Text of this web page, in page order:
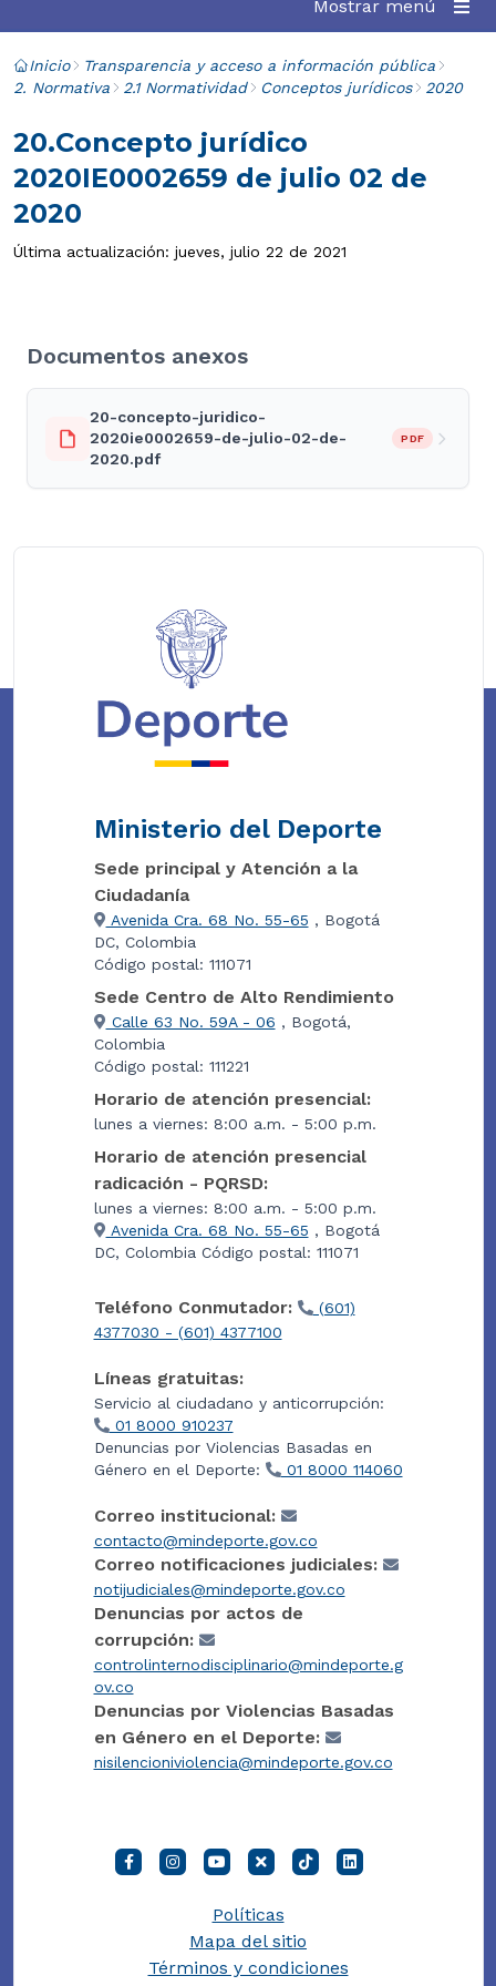
Mostrar menú
Inicio
Transparencia y acceso a información pública
2. Normativa
2.1 Normatividad Conceptos jurídicos 2020
20.Concepto jurídico
2020IE0002659 de julio 02 de
2020
Última actualización: jueves, julio 22 de 2021
Documentos anexos
20-concepto-juridico-
2020ie0002659-de-julio-02-de-
2020.pdf
PDF
Ministerio del Deporte
Sede principal y Atención a la
Ciudadanía
Avenida Cra. 68 No. 55-65 , Bogotá
DC, Colombia
Código postal: 111071
Sede Centro de Alto Rendimiento
Calle 63 No. 59A - 06 , Bogotá,
Colombia
Código postal: 111221
Horario de atención presencial:
lunes a viernes: 8:00 a.m. - 5:00 p.m.
Horario de atención presencial
radicación - PQRSD:
lunes a viernes: 8:00 a.m. - 5:00 p.m.
Avenida Cra. 68 No. 55-65 , Bogotá
DC, Colombia Código postal: 111071
Teléfono Conmutador:
(601)
4377030 - (601) 4377100
Líneas gratuitas:
Servicio al ciudadano y anticorrupción:
01 8000 910237
Denuncias por Violencias Basadas en
Género en el Deporte:
01 8000 114060
Correo institucional:
contacto@mindeporte.gov.co
Correo notificaciones judiciales:
notijudiciales@mindeporte.gov.co
Denuncias por actos de
corrupción:
controlinternodisciplinario@mindeporte.g
ov.co
Denuncias por Violencias Basadas
en Género en el Deporte:
nisilencioniviolencia@mindeporte.gov.co
Políticas
Mapa del sitio
Términos y condiciones